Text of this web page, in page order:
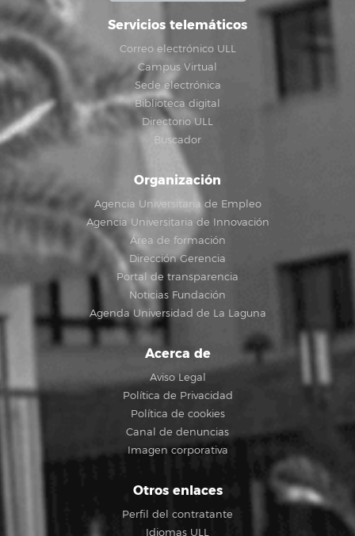
Servicios telemáticos
Correo electrónico ULL
Campus Virtual
Sede electrónica
Biblioteca digital
Directorio ULL
Buscador
Organización
Agencia Universitaria de Empleo
Agencia Universitaria de Innovación
Área de formación
Dirección Gerencia
Portal de transparencia
Noticias Fundación
Agenda Universidad de La Laguna
Acerca de
Aviso Legal
Política de Privacidad
Política de cookies
Canal de denuncias
Imagen corporativa
Otros enlaces
Perfil del contratante
Idiomas ULL